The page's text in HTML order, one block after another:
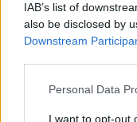
IAB’s list of
also be disclosed by
Downstream
Personal Data
I want to opt-out
Det hela började
bilder som inte
Den här domen